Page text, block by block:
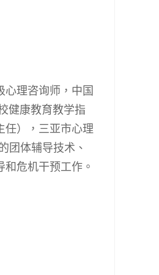
理咨询师，中国
健康教育教学指
任），三亚市心理
团体辅导技术、
危机干预工作。